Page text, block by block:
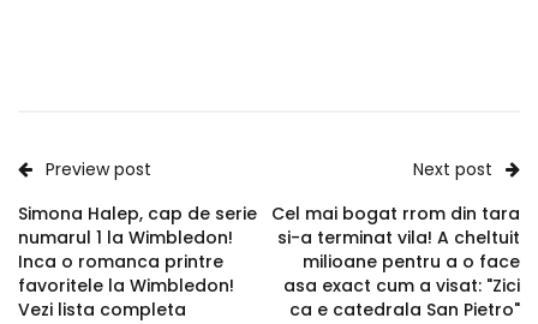
Preview post
Simona Halep, cap de serie
numarul 1 la Wimbledon!
Inca o romanca printre
favoritele la Wimbledon!
Vezi lista completa
Next post
Cel mai bogat rrom din tara
si-a terminat vila! A cheltuit
milioane pentru a o face
asa exact cum a visat: "Zici
ca e catedrala San Pietro"